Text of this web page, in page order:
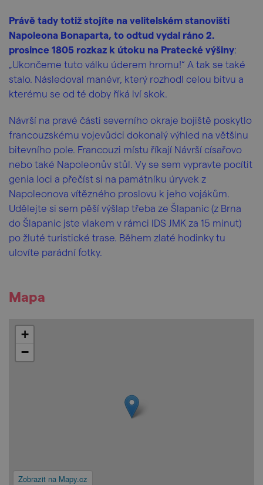
Právě tady totiž stojíte na velitelském stanovišti
Napoleona Bonaparta, to odtud vydal ráno 2.
prosince 1805 rozkaz k útoku na Pratecké výšiny:
„Ukončeme tuto válku úderem hromu!“ A tak se také
stalo. Následoval manévr, který rozhodl celou bitvu a
kterému se od té doby říká lví skok.
Návrší na pravé části severního okraje bojiště poskytlo
francouzskému vojevůdci dokonalý výhled na většinu
bitevního pole. Francouzi místu říkají Návrší císařovo
nebo také Napoleonův stůl. Vy se sem vypravte pocítit
genia loci a přečíst si na památníku úryvek z
Napoleonova vítězného proslovu k jeho vojákům.
Udělejte si sem pěší výšlap třeba ze Šlapanic (z Brna
do Šlapanic jste vlakem v rámci IDS JMK za 15 minut)
po žluté turistické trase. Během zlaté hodinky tu
ulovíte parádní fotky.
Mapa
Zobrazit na Mapy.cz
+
−